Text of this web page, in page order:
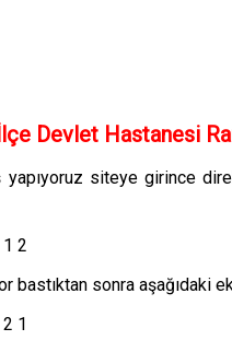
Devlet Hastanesi
siteye girince
sonra aşağıdaki